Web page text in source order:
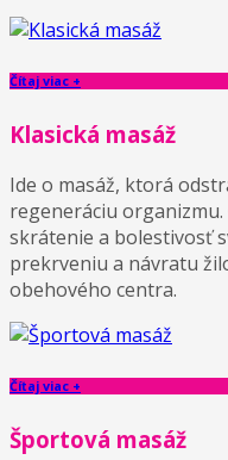
Čítaj viac +
Klasická masáž
Ide o masáž, ktorá
regeneráciu
skrátenie a bolestivosť
prekrveniu a návratu
obehového centra.
Čítaj viac +
Športová masáž